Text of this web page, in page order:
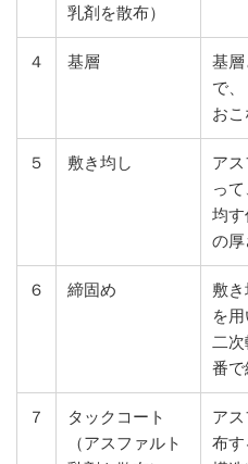
乳剤を散布）
４ 基層
基
で
おこ
５ 敷き均し
ア
っ
均
の厚
６ 締固め
敷
を
二
番
７
タックコート
（アスファルト
ア
布